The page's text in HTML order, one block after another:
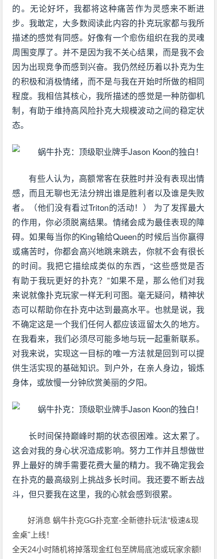
的。无论好坏，我都将这种痛苦作为灵感来不断进
步。我敢定，大多数阅读此内容的扑克玩家都与我所
描述的感觉有同感。好像有一个愈伤组织在我的灵魂
周围变厚了。并不是因为我不关心结果，而是我不会
因为出现竞争而感到兴奋。我仍然经历着以扑克为生
的积极和消极情绪，而不是与我在开始时所做的相同
程度。我相信其核心，我所描述的感觉是一种防御机
制，有助于维持高风险扑克大规模波动之间的稳定状
态。
有些人认为，高额常客在获胜时并没有表现出情
感，而且无聊也无法分辨出谁是胜利者以及谁是失败
者。（他们没有看过Triton的活动！） 为了发挥最大
的作用，你必须脱离结果。情绪会成为最佳表现的障
碍。如果每当你的King输给Queen的时候后当你赢得
或痛苦时，你都会高兴地跳来跳去，你就不会有很长
的时间。我把它描绘成类似的东西，“这些感觉是否
有助于我玩更好的扑克？”如果不是，那么他们对我
来说就像扑克玩家一样无利可图。毫无疑问，精神状
态可以帮助你在扑克中达到最高水平。也就是说，我
不确定这是一个我们任何人都应该逗留太久的地方。
在我看来，我们必须尽可能多地与玩一起重新联系。
对我来说，实现这一目标的唯一方法就是回到可以提
供生活实现的基础知识。到户外，在亲人身边，锻炼
身体，或放慢一分钟欣赏美丽的夕阳。
长时间保持巅峰时期的状态很困难。这太累了。
这会对我的身心状况造成影响。努力工作并且想做世
界上最好的牌手需要花费大量的精力。我不确定我会
在扑克的最高级别上挑战多长时间。我还要不断去战
斗，但只要我在这里，我的心就会感到很累。
好消息 蜗牛扑克GG扑克室-全新德扑玩法“极速&现
金桌"上线！
全天24小时随机将掉落现金红包至牌局底池或玩家余额!